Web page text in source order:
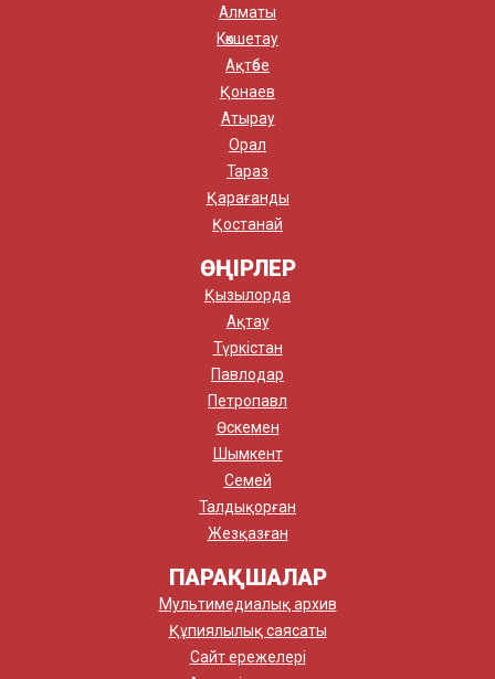
Алматы
Көкшетау
Ақтөбе
Қонаев
Атырау
Орал
Тараз
Қарағанды
Қостанай
ӨҢІРЛЕР
Қызылорда
Ақтау
Түркістан
Павлодар
Петропавл
Өскемен
Шымкент
Семей
Талдықорған
Жезқазған
ПАРАҚШАЛАР
Мультимедиалық архив
Құпиялылық саясаты
Сайт ережелері